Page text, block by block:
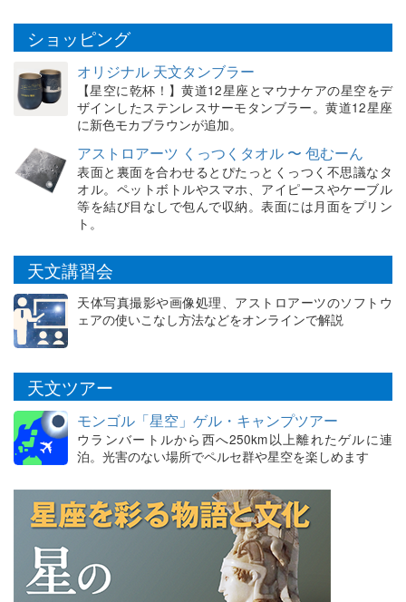
ショッピング
オリジナル 天文タンブラー
【星空に乾杯！】黄道12星座とマウナケアの星空をデ
ザインしたステンレスサーモタンブラー。黄道12星座
に新色モカブラウンが追加。
アストロアーツ くっつくタオル 〜 包むーん
表面と裏面を合わせるとぴたっとくっつく不思議なタ
オル。ペットボトルやスマホ、アイピースやケーブル
等を結び目なしで包んで収納。表面には月面をプリン
ト。
天文講習会
天体写真撮影や画像処理、アストロアーツのソフトウ
ェアの使いこなし方法などをオンラインで解説
天文ツアー
モンゴル「星空」ゲル・キャンプツアー
ウランバートルから西へ250km以上離れたゲルに連
泊。光害のない場所でペルセ群や星空を楽しめます